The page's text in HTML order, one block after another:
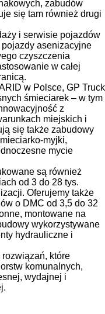
zabudów
się tam również drugi
i serwisie pojazdów
asenizacyjne
czyszczenia
w całej
w Polsce, GP Truck
śmieciarek – w tym
z
miejskich i
się także zabudowy
myjki,
mycie
są również
od 3 do 28 tys.
Oferujemy także
o DMC od 3,5 do 32
montowane na
wykorzystywane
hydrauliczne i
które
komunalnych,
wydajnej i